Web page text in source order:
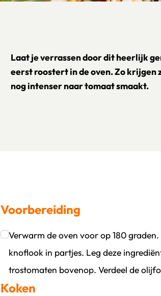
Laat je verrassen door dit heerlijk
eerst roostert in de oven. Zo krijgen
nog intenser naar tomaat smaakt.
Voorbereiding
Verwarm de oven voor op 180
knoflook in partjes. Leg deze
trostomaten bovenop. Verdeel de
Klik om dit selectievakje aan te vinken
Koken